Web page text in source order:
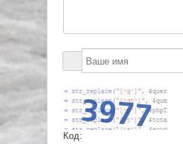
Код: